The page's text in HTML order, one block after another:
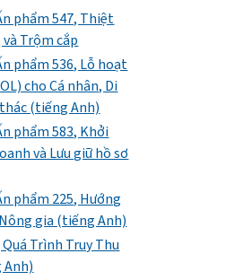
phẩm 547, Thiệt
Trộm cắp
phẩm 536, Lỗ hoạt
cho Cá nhân, Di
thác (tiếng Anh)
phẩm 583, Khởi
và Lưu giữ hồ sơ
phẩm 225, Hướng
gia (tiếng Anh)
Trình Truy Thu
Anh)